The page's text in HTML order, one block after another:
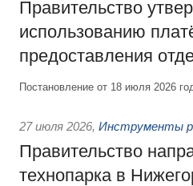
Правительство
использованию
предоставления
Постановление от 18 июля 2026
27 июля 2026, Инструменты
Правительство
технопарка в